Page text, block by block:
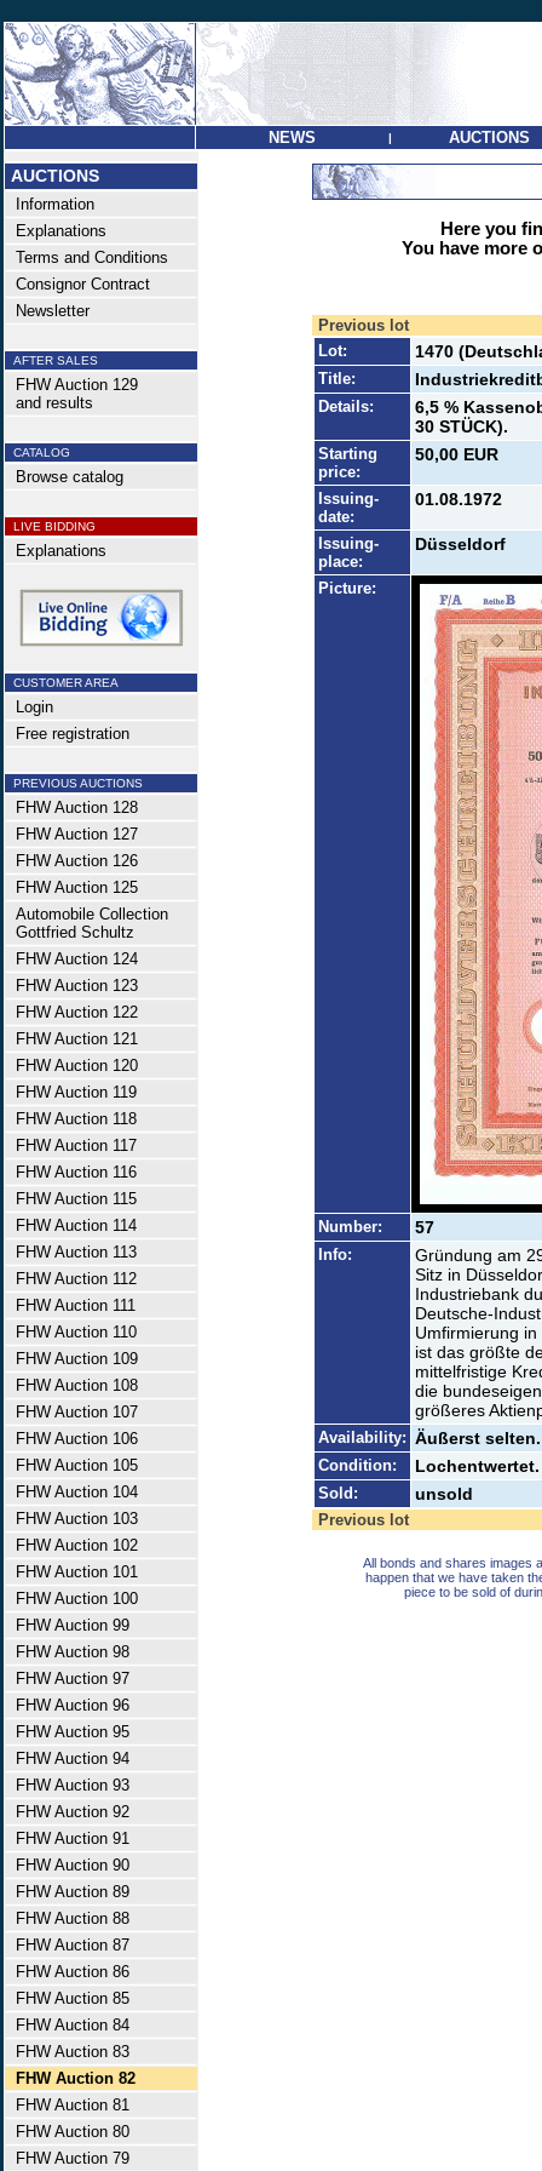
NEWS | AUCTIONS
AUCTIONS
Information
Explanations
Terms and Conditions
Consignor Contract
Newsletter
AFTER SALES
FHW Auction 129
and results
CATALOG
Browse catalog
LIVE BIDDING
Explanations
CUSTOMER AREA
Login
Free registration
PREVIOUS AUCTIONS
FHW Auction 128
FHW Auction 127
FHW Auction 126
FHW Auction 125
Automobile Collection
Gottfried Schultz
FHW Auction 124
FHW Auction 123
FHW Auction 122
FHW Auction 121
FHW Auction 120
FHW Auction 119
FHW Auction 118
FHW Auction 117
FHW Auction 116
FHW Auction 115
FHW Auction 114
FHW Auction 113
FHW Auction 112
FHW Auction 111
FHW Auction 110
FHW Auction 109
FHW Auction 108
FHW Auction 107
FHW Auction 106
FHW Auction 105
FHW Auction 104
FHW Auction 103
FHW Auction 102
FHW Auction 101
FHW Auction 100
FHW Auction 99
FHW Auction 98
FHW Auction 97
FHW Auction 96
FHW Auction 95
FHW Auction 94
FHW Auction 93
FHW Auction 92
FHW Auction 91
FHW Auction 90
FHW Auction 89
FHW Auction 88
FHW Auction 87
FHW Auction 86
FHW Auction 85
FHW Auction 84
FHW Auction 83
FHW Auction 82
FHW Auction 81
FHW Auction 80
FHW Auction 79
Here you
You have more
Previous lot
Lot:
1470
Title:
Details:
6,5 %
30 STÜCK).
Starting
price:
50,00 EUR
Issuing-
date:
01.08.1972
Issuing-
place:
Düsseldorf
Picture:
Number: 57
Info:
Gründung am
Sitz in
Industriebank
Deutsche-
Umfirmierung
ist das größte
mittelfristige
die
größeres
Availability: Äußerst selten.
Condition: Lochentwertet.
Sold: unsold
Previous lot
All bonds and shares images
happen that we have taken
piece to be sold of